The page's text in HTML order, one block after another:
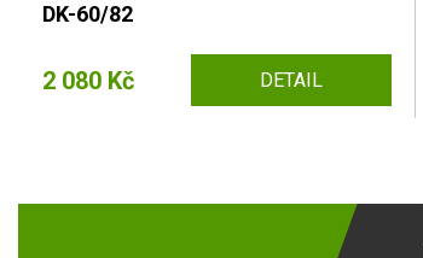
DK-60/82
2 080 Kč DETAIL